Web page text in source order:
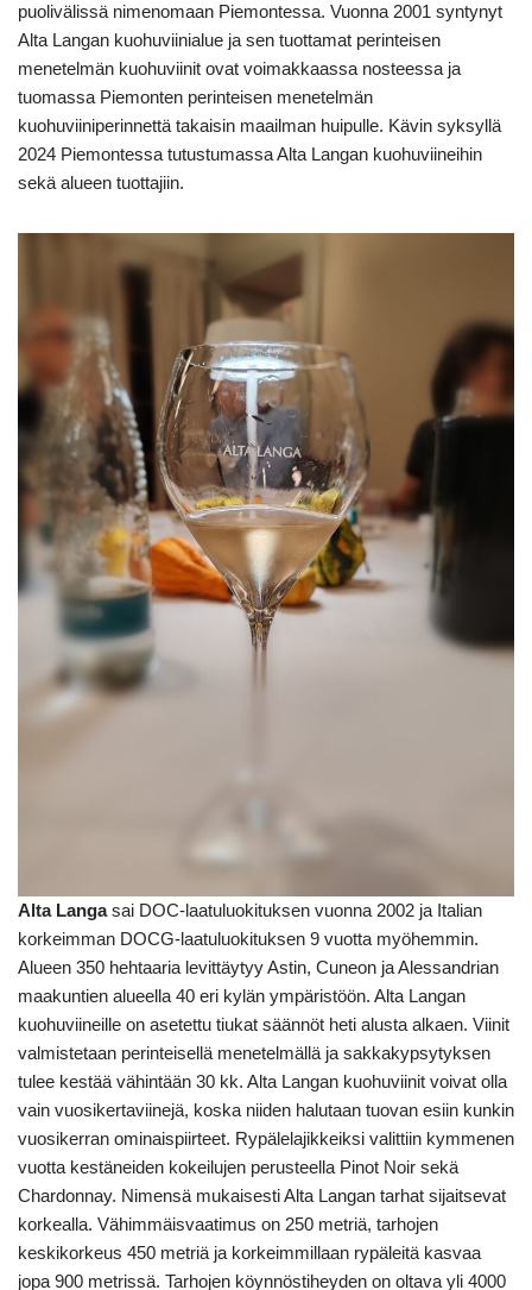
puolivälissä nimenomaan Piemontessa. Vuonna 2001 syntynyt
Alta Langan kuohuviinialue ja sen tuottamat perinteisen
menetelmän kuohuviinit ovat voimakkaassa nosteessa ja
tuomassa Piemonten perinteisen menetelmän
kuohuviiniperinnettä takaisin maailman huipulle. Kävin syksyllä
2024 Piemontessa tutustumassa Alta Langan kuohuviineihin
sekä alueen tuottajiin.
Alta Langasai DOC-laatuluokituksen vuonna 2002 ja Italian
korkeimman DOCG-laatuluokituksen 9 vuotta myöhemmin.
Alueen 350 hehtaaria levittäytyy Astin, Cuneon ja Alessandrian
maakuntien alueella 40 eri kylän ympäristöön. Alta Langan
kuohuviineille on asetettu tiukat säännöt heti alusta alkaen. Viinit
valmistetaan perinteisellä menetelmällä ja sakkakypsytyksen
tulee kestää vähintään 30 kk. Alta Langan kuohuviinit voivat olla
vain vuosikertaviinejä, koska niiden halutaan tuovan esiin kunkin
vuosikerran ominaispiirteet. Rypälelajikkeiksi valittiin kymmenen
vuotta kestäneiden kokeilujen perusteella Pinot Noir sekä
Chardonnay. Nimensä mukaisesti Alta Langan tarhat sijaitsevat
korkealla. Vähimmäisvaatimus on 250 metriä, tarhojen
keskikorkeus 450 metriä ja korkeimmillaan rypäleitä kasvaa
jopa 900 metrissä. Tarhojen köynnöstiheyden on oltava yli 4000